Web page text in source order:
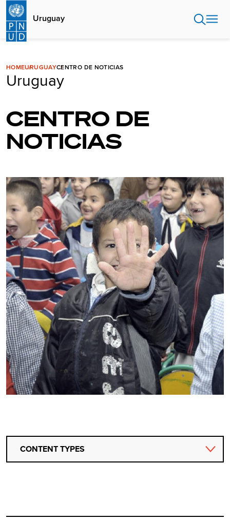
Pasar
contenido
principal
Uruguay
HOMEURUGUAYCENTRO DE NOTICIAS
Uruguay
CENTRO DE
NOTICIAS
CONTENT TYPES